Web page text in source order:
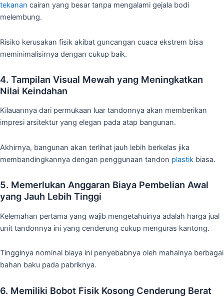
tekanan cairan yang besar tanpa mengalami gejala bodi
melembung.
Risiko kerusakan fisik akibat guncangan cuaca ekstrem bisa
meminimalisirnya dengan cukup baik.
4. Tampilan Visual Mewah yang Meningkatkan
Nilai Keindahan
Kilauannya dari permukaan luar tandonnya akan memberikan
impresi arsitektur yang elegan pada atap bangunan.
Akhirnya, bangunan akan terlihat jauh lebih berkelas jika
membandingkannya dengan penggunaan tandon plastik biasa.
5. Memerlukan Anggaran Biaya Pembelian Awal
yang Jauh Lebih Tinggi
Kelemahan pertama yang wajib mengetahuinya adalah harga jual
unit tandonnya ini yang cenderung cukup menguras kantong.
Tingginya nominal biaya ini penyebabnya oleh mahalnya berbagai
bahan baku pada pabriknya.
6. Memiliki Bobot Fisik Kosong Cenderung Berat